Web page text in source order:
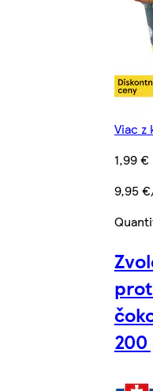
Viac z
1,99 €
9,95
200